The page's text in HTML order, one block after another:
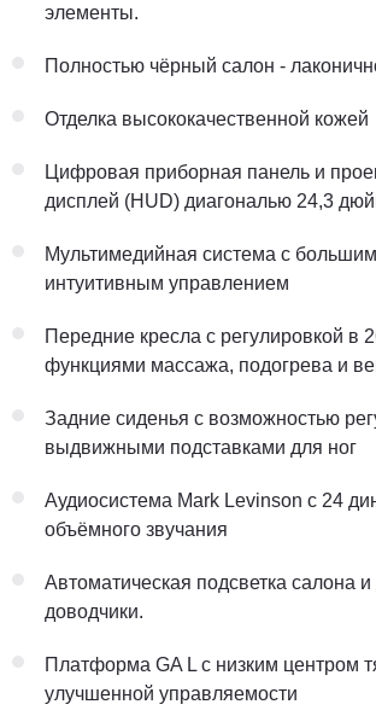
элементы.
Полностью чёрный салон -
Отделка высококачественной кожей
Цифровая приборная панель и
дисплей (HUD) диагональю 24,3
Мультимедийная система с
интуитивным управлением
Передние кресла с регулировкой в
функциями массажа, подогрева и
Задние сиденья с возможностью
выдвижными подставками для ног
Аудиосистема Mark Levinson с 24
объёмного звучания
Автоматическая подсветка салона
доводчики.
Платформа GA L с низким центром
улучшенной управляемости